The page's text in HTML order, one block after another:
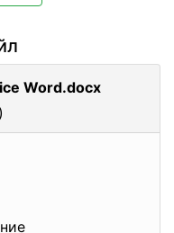
Word.docx
)